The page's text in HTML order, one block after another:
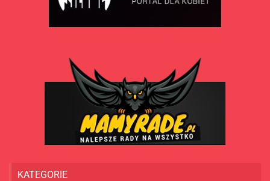
KATEGORIE